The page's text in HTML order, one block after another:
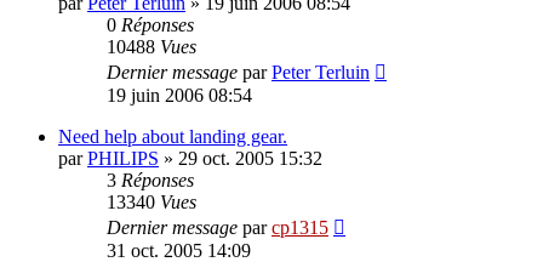
0 Réponses
10488 Vues
Dernier message parPeter Terluin
19 juin 2006 08:54
Need help about landing gear.
parPHILIPS » 29 oct. 2005 15:32
3 Réponses
13340 Vues
Dernier message parcp1315
31 oct. 2005 14:09